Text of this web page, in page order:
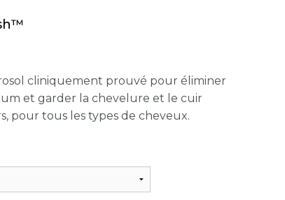
cliniquement prouvé pour éliminer
et garder la chevelure et le cuir
pour tous les types de cheveux.